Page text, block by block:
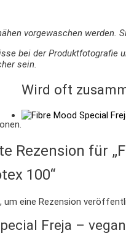
vorgewaschen werden.
bei der Produktfotografie
sein.
Rezension für
100“
um eine Rezension
Wird oft
Freja –